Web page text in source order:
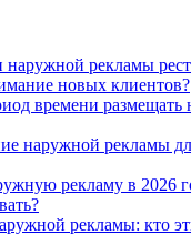
наружной рекламы
новых клиентов?
времени
наружной рекламы
рекламу в 2026
рекламы: кто